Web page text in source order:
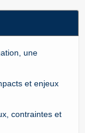
une
et enjeux
contraintes et